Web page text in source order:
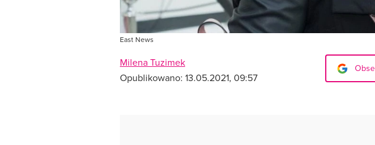
East News
Milena Tuzimek
Opublikowano: 13.05.2021, 09:57